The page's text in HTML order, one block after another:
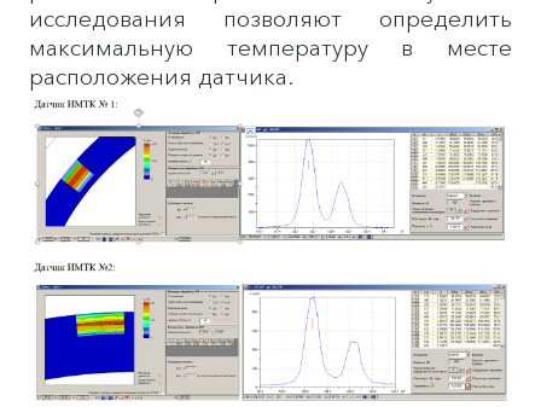
исследования позволяют определить
максимальную температуру в месте
расположения датчика.